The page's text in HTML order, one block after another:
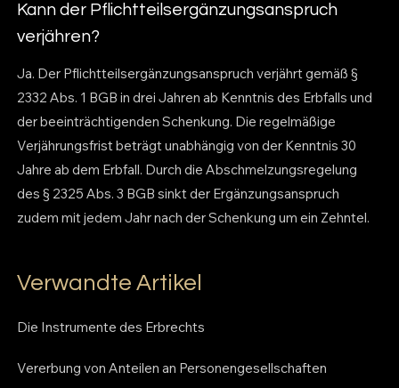
Kann der Pflichtteilsergänzungsanspruch
verjähren?
Ja. Der Pflichtteilsergänzungsanspruch verjährt gemäß §
2332 Abs. 1 BGB in drei Jahren ab Kenntnis des Erbfalls und
der beeinträchtigenden Schenkung. Die regelmäßige
Verjährungsfrist beträgt unabhängig von der Kenntnis 30
Jahre ab dem Erbfall. Durch die Abschmelzungsregelung
des § 2325 Abs. 3 BGB sinkt der Ergänzungsanspruch
zudem mit jedem Jahr nach der Schenkung um ein Zehntel.
Verwandte Artikel
Die Instrumente des Erbrechts
Vererbung von Anteilen an Personengesellschaften